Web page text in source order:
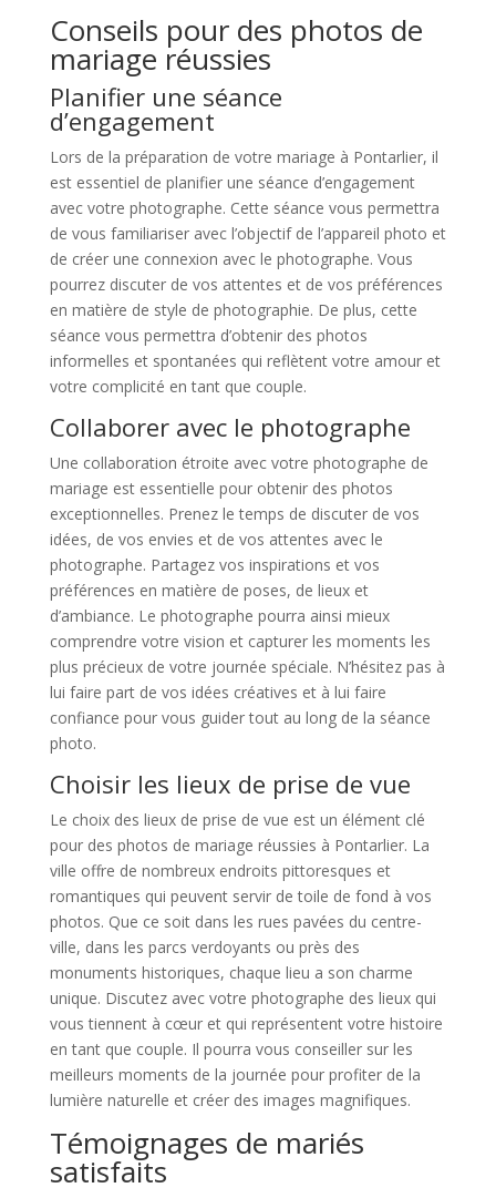
Conseils pour des photos de
mariage réussies
Planifier une séance
d’engagement
Lors de la préparation de votre mariage à Pontarlier, il
est essentiel de planifier une séance d’engagement
avec votre photographe. Cette séance vous permettra
de vous familiariser avec l’objectif de l’appareil photo et
de créer une connexion avec le photographe. Vous
pourrez discuter de vos attentes et de vos préférences
en matière de style de photographie. De plus, cette
séance vous permettra d’obtenir des photos
informelles et spontanées qui reflètent votre amour et
votre complicité en tant que couple.
Collaborer avec le photographe
Une collaboration étroite avec votre photographe de
mariage est essentielle pour obtenir des photos
exceptionnelles. Prenez le temps de discuter de vos
idées, de vos envies et de vos attentes avec le
photographe. Partagez vos inspirations et vos
préférences en matière de poses, de lieux et
d’ambiance. Le photographe pourra ainsi mieux
comprendre votre vision et capturer les moments les
plus précieux de votre journée spéciale. N’hésitez pas à
lui faire part de vos idées créatives et à lui faire
confiance pour vous guider tout au long de la séance
photo.
Choisir les lieux de prise de vue
Le choix des lieux de prise de vue est un élément clé
pour des photos de mariage réussies à Pontarlier. La
ville offre de nombreux endroits pittoresques et
romantiques qui peuvent servir de toile de fond à vos
photos. Que ce soit dans les rues pavées du centre-
ville, dans les parcs verdoyants ou près des
monuments historiques, chaque lieu a son charme
unique. Discutez avec votre photographe des lieux qui
vous tiennent à cœur et qui représentent votre histoire
en tant que couple. Il pourra vous conseiller sur les
meilleurs moments de la journée pour profiter de la
lumière naturelle et créer des images magnifiques.
Témoignages de mariés
satisfaits